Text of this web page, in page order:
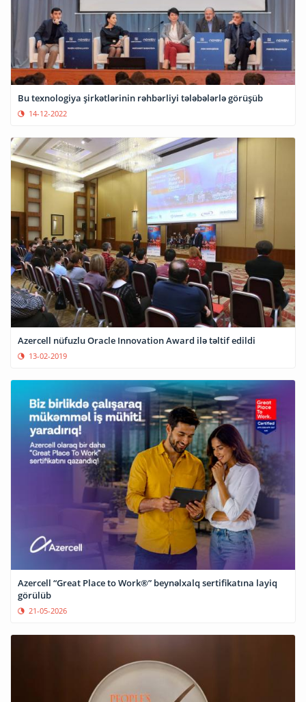
Bu texnologiya şirkətlərinin rəhbərliyi tələbələrlə görüşüb
14-12-2022
Azercell nüfuzlu Oracle Innovation Award ilə təltif edildi
13-02-2019
Azercell “Great Place to Work®” beynəlxalq sertifikatına layiq
görülüb
21-05-2026